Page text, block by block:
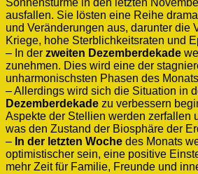
Sonnenstürme in den letzten
ausfallen. Sie lösten eine Reihe
und Veränderungen aus, darunter die
Kriege, hohe Sterblichkeitsraten und
– In der zweiten Dezemberdekade
zunehmen. Dies wird eine der
unharmonischsten Phasen des
– Allerdings wird sich die Situation in
Dezemberdekade zu verbessern
Aspekte der Stellien werden zerfallen
was den Zustand der Biosphäre der
– In der letzten Woche des Monats
optimistischer sein, eine positive
mehr Zeit für Familie, Freunde und